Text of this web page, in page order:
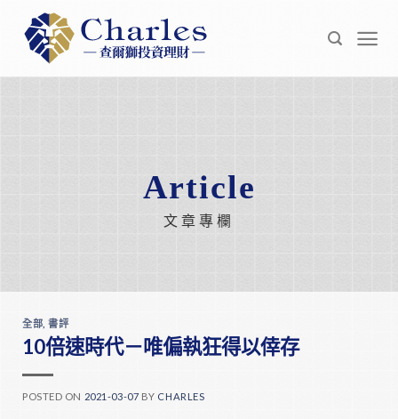
content
Article
文章專欄
全部 ,書評
10倍速時代－唯偏執狂得以倖存
POSTED ON 2021-03-07 BY CHARLES